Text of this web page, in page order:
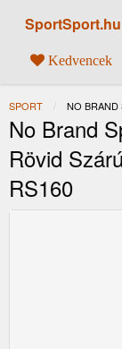
SportSport.hu
Kedvencek
SPORT JELENLEGI:
NO BRAND
No Brand
Rövid
RS160